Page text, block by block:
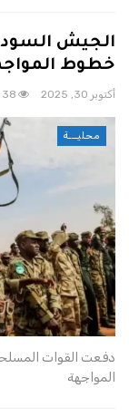
الجيش
خطوط
أكتوبر 30, 2025 38
محليـــة
دفعت القوات
المواجهة